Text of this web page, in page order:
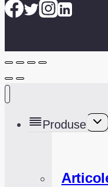
Produse
Toggle